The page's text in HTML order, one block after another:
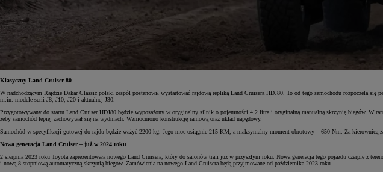
Corolla Hatchback
Klasyczny Land Cruiser 80
W nadchodzącym Rajdzie Dakar Classic polski zespół postanowił wystartować rajdową repliką Land Cruisera HDJ80. To od tego samochodu rozpoczęła
m.in. modele serii J8, J10, J20 i aktualnej J30.
Przygotowywany do startu Land Cruiser HDJ80 będzie wyposażony w oryginalny silnik o pojemności 4,2 litra i oryginalną manualną skrzynię biegów. W
żeby samochód lepiej zachowywał się na wydmach. Wzmocniono konstrukcję ramową oraz układ napędowy.
Samochód w specyfikacji gotowej do rajdu będzie ważyć 2200 kg. Jego moc osiągnie 215 KM, a maksymalny moment obrotowy – 650 Nm. Za kierownicą
Nowa generacja Land Cruiser – już w 2024 roku
2 sierpnia 2023 roku Toyota zaprezentowała nowego Land Cruisera, który do salonów trafi już w przyszłym roku. Nowa generacja tego pojazdu czerpie z
i nową 8-stopniową automatyczną skrzynią biegów. Zamówienia na nowego Land Cruisera będą przyjmowane od października 2023 roku.